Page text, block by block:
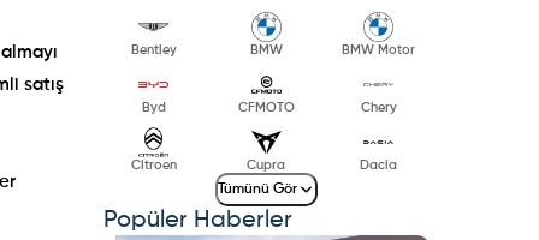
satış
Bentley BMW BMW Motor
Byd CFMOTO Chery
Citroen Cupra Dacia
Tümünü Gör
Popüler Haberler